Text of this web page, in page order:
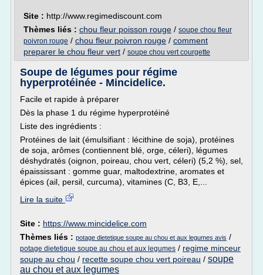
Site : http://www.regimediscount.com
Thèmes liés : chou fleur poisson rouge / soupe chou fleur
poivron rouge / chou fleur poivron rouge / comment
preparer le chou fleur vert / soupe chou vert courgette
Soupe de légumes pour régime
hyperprotéinée - Mincidelice.
Facile et rapide à préparer
Dès la phase 1 du régime hyperprotéiné
Liste des ingrédients :
Protéines de lait (émulsifiant : lécithine de soja), protéines
de soja, arômes (contiennent blé, orge, céleri), légumes
déshydratés (oignon, poireau, chou vert, céleri) (5,2 %), sel,
épaississant : gomme guar, maltodextrine, aromates et
épices (ail, persil, curcuma), vitamines (C, B3, E,...
Lire la suite
Site : https://www.mincidelice.com
Thèmes liés : potage dietetique soupe au chou et aux legumes avis /
potage dietetique soupe au chou et aux legumes / regime minceur
soupe au chou / recette soupe chou vert poireau / soupe
au chou et aux legumes